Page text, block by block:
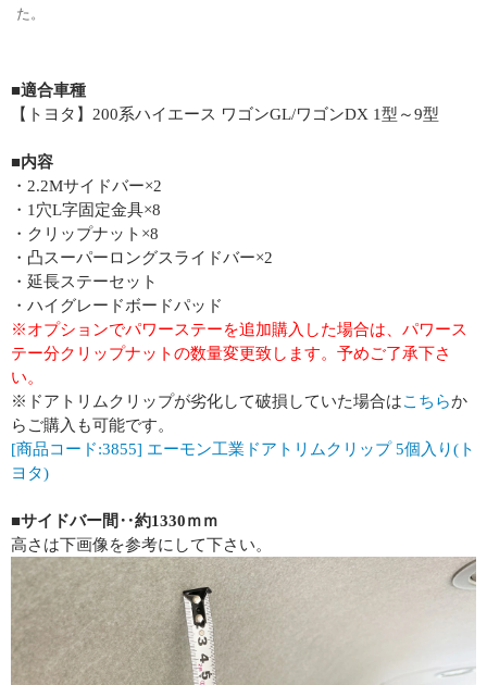
た。
■適合車種
【トヨタ】200系ハイエース ワゴンGL/ワゴンDX 1型～9型
■内容
・2.2Mサイドバー×2
・1穴L字固定金具×8
・クリップナット×8
・凸スーパーロングスライドバー×2
・延長ステーセット
・ハイグレードボードパッド
※オプションでパワーステーを追加購入した場合は、パワース
テー分クリップナットの数量変更致します。予めご了承下さ
い。
※ドアトリムクリップが劣化して破損していた場合はこちらか
らご購入も可能です。
[商品コード:3855] エーモン工業ドアトリムクリップ 5個入り(ト
ヨタ)
■サイドバー間‥約1330ｍｍ
高さは下画像を参考にして下さい。